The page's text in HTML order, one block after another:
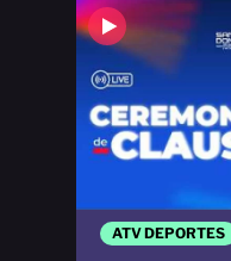
ATV DEPORTES